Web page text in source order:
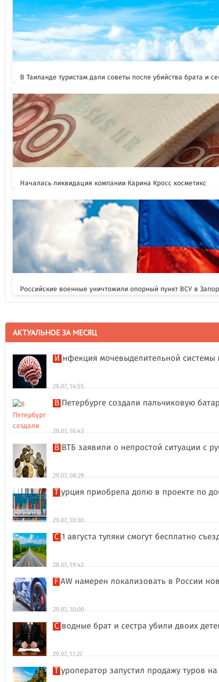
В Таиланде туристам дали советы после убийства брата и
Началась ликвидация компании Карина Кросс косметикс
Российские военные уничтожили опорный пункт ВСУ в
АКТУАЛЬНОЕ ЗА МЕСЯЦ
Инфекция мочевыделительной
29.07, 14:55
В Петербурге создали пальчиковую
28.07, 16:43
В ВТБ заявили о непростой ситуации с
29.07, 08:29
Турция приобрела долю в проекте по
29.07, 10:30
С 1 августа туляки смогут бесплатно
28.07, 19:42
FAW намерен локализовать в России
29.07, 10:00
Сводные брат и сестра убили двоих
29.07, 11:27
Туроператор запустил продажу туров